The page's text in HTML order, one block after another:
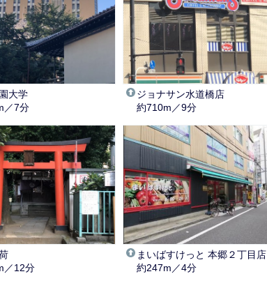
大学
／7分
ジョナサン水道橋店
約710m／9分
／12分
まいばすけっと 本郷２丁目店
約247m／4分